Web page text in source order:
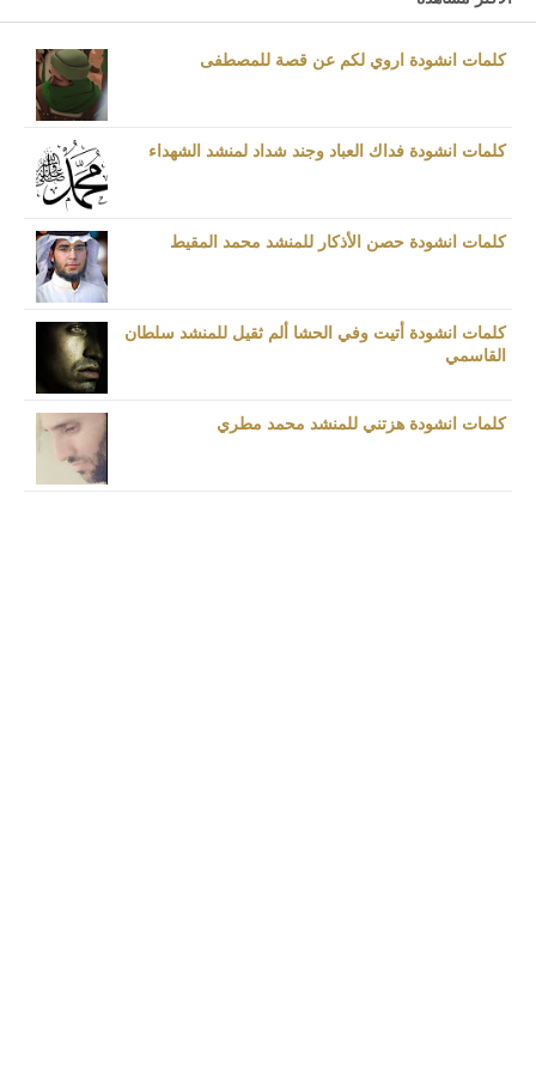
كلمات انشودة اروي لكم عن قصة للمصطفى
كلمات انشودة فداك العباد وجند شداد لمنشد الشهداء
كلمات انشودة حصن الأذكار للمنشد محمد المقيط
كلمات انشودة أتيت وفي الحشا ألم ثقيل للمنشد سلطان
القاسمي
كلمات انشودة هزتني للمنشد محمد مطري